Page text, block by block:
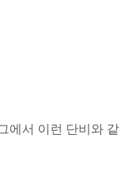
에서 이런 단비와